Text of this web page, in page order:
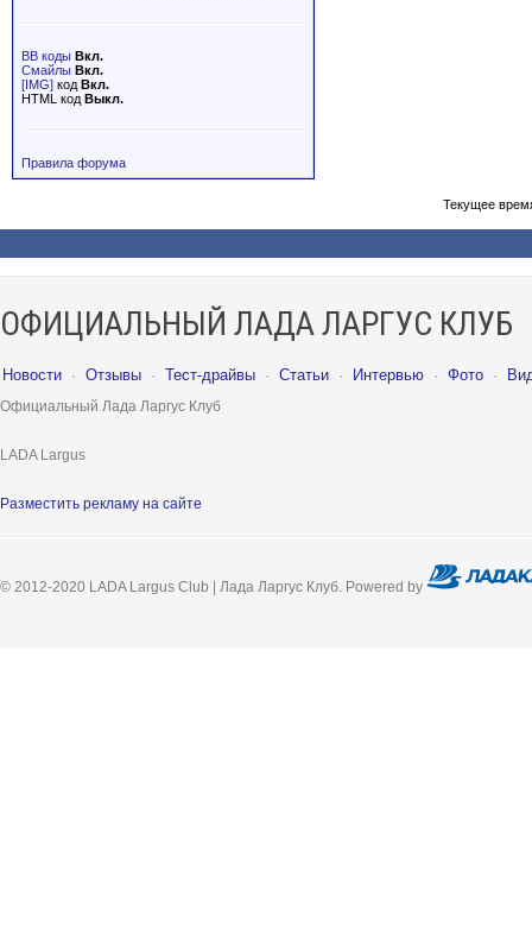
BB коды Вкл.
Смайлы Вкл.
[IMG] код Вкл.
HTML код Выкл.
Правила форума
Текущее
ОФИЦИАЛЬНЫЙ ЛАДА ЛАРГУС КЛУБ
Новости · Отзывы · Тест-драйвы · Статьи · Интервью · Фото ·
Официальный Лада Ларгус Клуб
LADA Largus
Разместить рекламу на сайте
© 2012-2020 LADA Largus Club | Лада Ларгус Клуб. Powered by